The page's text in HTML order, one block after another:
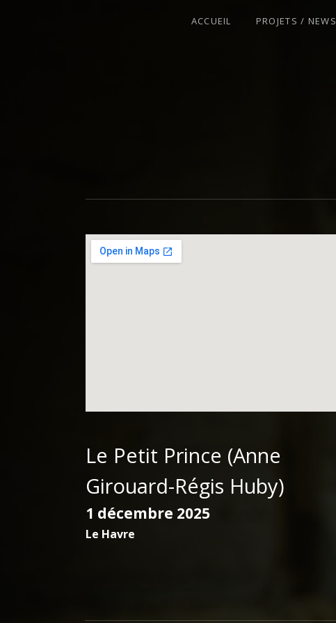
ACCUEIL PROJETS / NEWS
Le Petit Prince (Anne
Girouard-Régis Huby)
1 décembre 2025
Le Havre